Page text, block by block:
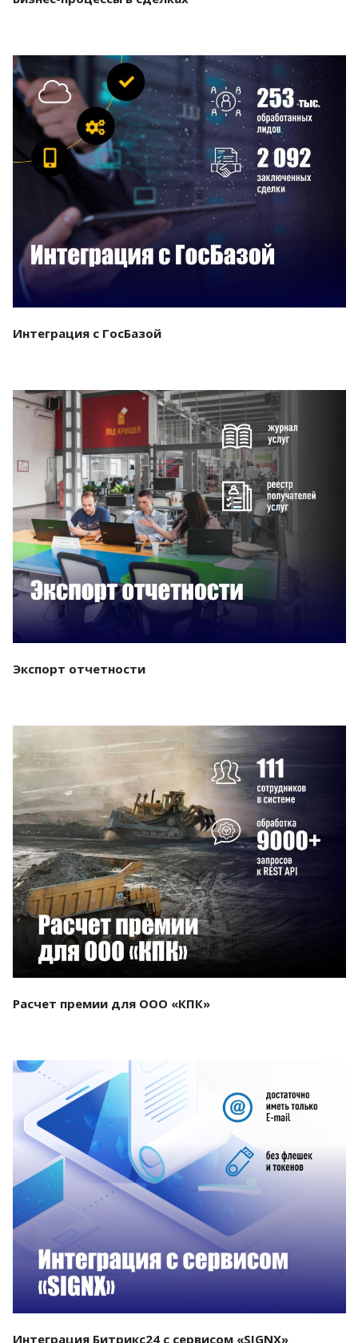
Смотреть проект
Интеграция с ГосБазой
Смотреть проект
Экспорт отчетности
Смотреть проект
Расчет премии для ООО «КПК»
Смотреть проект
Интеграция Битрикс24 с сервисом «SIGNX»